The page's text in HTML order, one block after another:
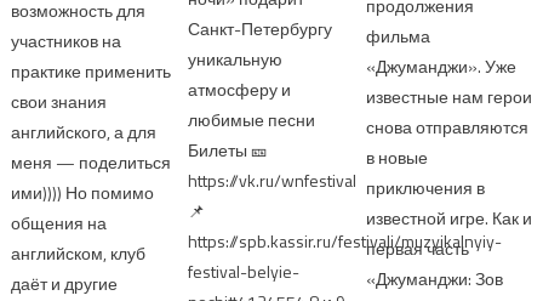
возможность для
участников на
практике применить
свои знания
английского, а для
меня — поделиться
ими)))) Но помимо
общения на
английском, клуб
даёт и другие
Санкт-Петербургу
уникальную
атмосферу и
любимые песни
Билеты 🎫
https://vk.ru/wnfestival
📌
https://spb.kassir.ru/festivali/muzyikalnyiy-
festival-belyie-
продолжения
фильма
«Джуманджи». Уже
известные нам герои
снова отправляются
в новые
приключения в
известной игре. Как и
первая часть
«Джуманджи: Зов